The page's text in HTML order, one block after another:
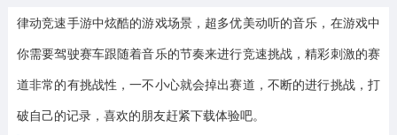
策略游戏 文字游戏 角色扮演
律动竞速手游中炫酷的游戏场景，超多优美动听的音乐，在游戏中
你需要驾驶赛车跟随着音乐的节奏来进行竞速挑战，精彩刺激的赛
道非常的有挑战性，一不小心就会掉出赛道，不断的进行挑战，打
破自己的记录，喜欢的朋友赶紧下载体验吧。